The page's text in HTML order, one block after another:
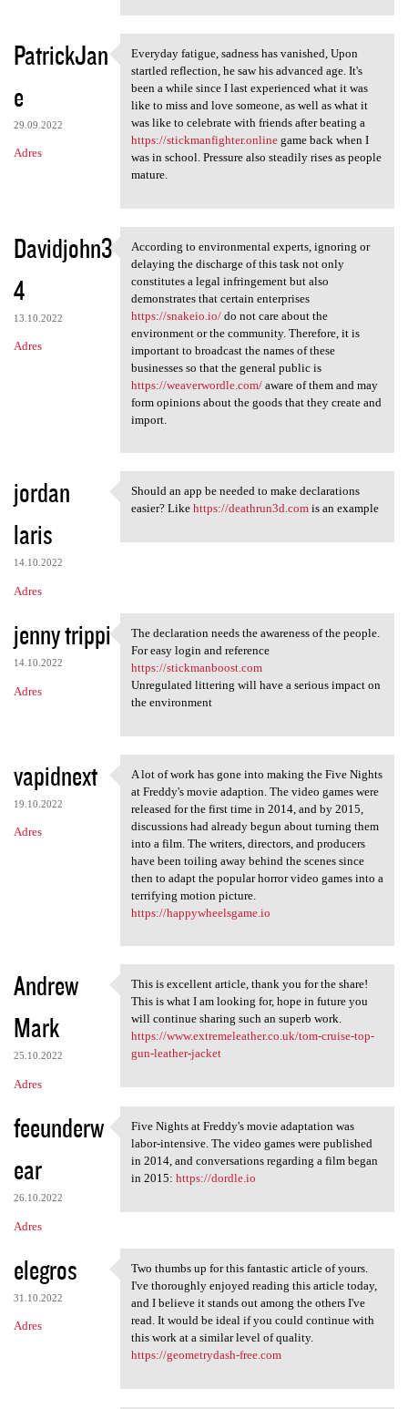
PatrickJan
e
29.09.2022
Adres
Everyday fatigue, sadness has
Everyday fatigue, sadness has vanished, Upon
startled reflection, he saw his advanced age. It's
been a while since I last experienced what it was
like to miss and love someone, as well as what it
was like to celebrate with friends after beating a
https://stickmanfighter.onlinegame back when I
was in school. Pressure also steadily rises as people
mature.
Davidjohn3
4
13.10.2022
Adres
According to environmental
According to environmental experts, ignoring or
delaying the discharge of this task not only
constitutes a legal infringement but also
demonstrates that certain enterprises
https://snakeio.io/do not care about the
environment or the community. Therefore, it is
important to broadcast the names of these
businesses so that the general public is
https://weaverwordle.com/aware of them and may
form opinions about the goods that they create and
import.
jordan
laris
14.10.2022
Adres
Should an app be needed to
Should an app be needed to make declarations
easier? Like https://deathrun3d.comis an example
jenny trippi
14.10.2022
Adres
The declaration needs the
The declaration needs the awareness of the people.
For easy login and reference
https://stickmanboost.com
Unregulated littering will have a serious impact on
the environment
vapidnext
19.10.2022
Adres
A lot of work has gone into
A lot of work has gone into making the Five Nights
at Freddy's movie adaption. The video games were
released for the first time in 2014, and by 2015,
discussions had already begun about turning them
into a film. The writers, directors, and producers
have been toiling away behind the scenes since
then to adapt the popular horror video games into a
terrifying motion picture.
https://happywheelsgame.io
Andrew
Mark
25.10.2022
Adres
This is excellent article,
This is excellent article, thank you for the share!
This is what I am looking for, hope in future you
will continue sharing such an superb work.
https://www.extremeleather.co.uk/tom-cruise-top-
gun-leather-jacket
feeunderw
ear
26.10.2022
Adres
Five Nights at Freddy's movie
Five Nights at Freddy's movie adaptation was
labor-intensive. The video games were published
in 2014, and conversations regarding a film began
in 2015: https://dordle.io
elegros
31.10.2022
Adres
Two thumbs up for this
Two thumbs up for this fantastic article of yours.
I've thoroughly enjoyed reading this article today,
and I believe it stands out among the others I've
read. It would be ideal if you could continue with
this work at a similar level of quality.
https://geometrydash-free.com